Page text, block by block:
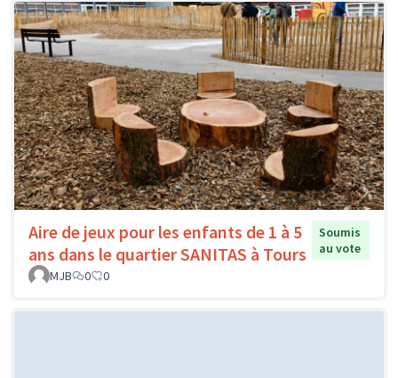
Aire de jeux pour les enfants de 1 à 5
ans dans le quartier SANITAS à Tours
Soumis
au vote
MJB
0 0